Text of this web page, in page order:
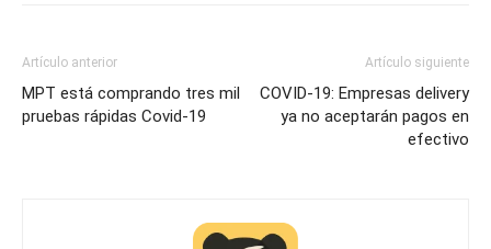
Artículo anterior
MPT está comprando tres mil
pruebas rápidas Covid-19
Artículo siguiente
COVID-19: Empresas delivery
ya no aceptarán pagos en
efectivo